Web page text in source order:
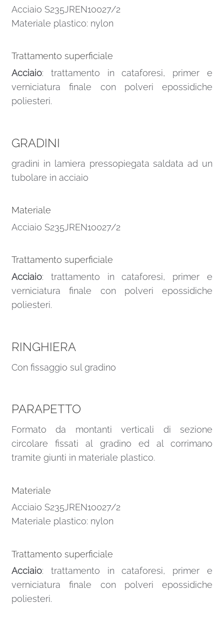
Acciaio S235JREN10027/2
Materiale plastico: nylon
Trattamento superficiale
Acciaio: trattamento in cataforesi, primer e
verniciatura finale con polveri epossidiche
poliesteri.
GRADINI
gradini in lamiera pressopiegata saldata ad un
tubolare in acciaio
Materiale
Acciaio S235JREN10027/2
Trattamento superficiale
Acciaio: trattamento in cataforesi, primer e
verniciatura finale con polveri epossidiche
poliesteri.
RINGHIERA
Con fissaggio sul gradino
PARAPETTO
Formato da montanti verticali di sezione
circolare fissati al gradino ed al corrimano
tramite giunti in materiale plastico.
Materiale
Acciaio S235JREN10027/2
Materiale plastico: nylon
Trattamento superficiale
Acciaio: trattamento in cataforesi, primer e
verniciatura finale con polveri epossidiche
poliesteri.